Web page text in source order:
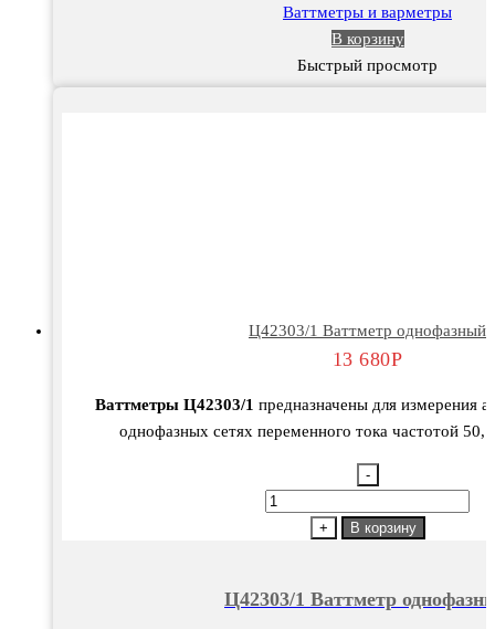
Ваттметры и варметры
В корзину
Быстрый просмотр
Ц42303/1 Ваттметр однофазный
13 680Р
Ваттметры Ц42303/1 предназначены для измерения
однофазных сетях переменного тока частотой 50,
-
Количество
однофазный
+ В корзину
Ц42303/1 Ваттметр